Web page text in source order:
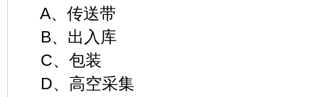
A、传送带
B、出入库
C、包装
D、高空采集